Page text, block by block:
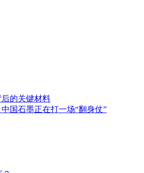
的关键材料
国石墨正在打一场“翻身仗”